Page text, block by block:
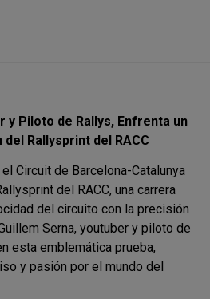
y Piloto de Rallys, Enfrenta un
Rallysprint del RACC
Circuit de Barcelona-Catalunya
del RACC, una carrera
del circuito con la precisión
Serna, youtuber y piloto de
esta emblemática prueba,
y pasión por el mundo del